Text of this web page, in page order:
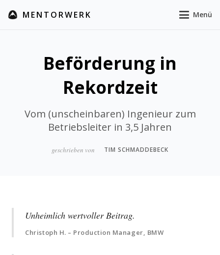
MENTORWERK Menü
Beförderung in
Rekordzeit
Vom (unscheinbaren) Ingenieur zum
Betriebsleiter in 3,5 Jahren
geschrieben von TIM SCHMADDEBECK
Unheimlich wertvoller Beitrag.
Christoph H. – Production Manager, BMW